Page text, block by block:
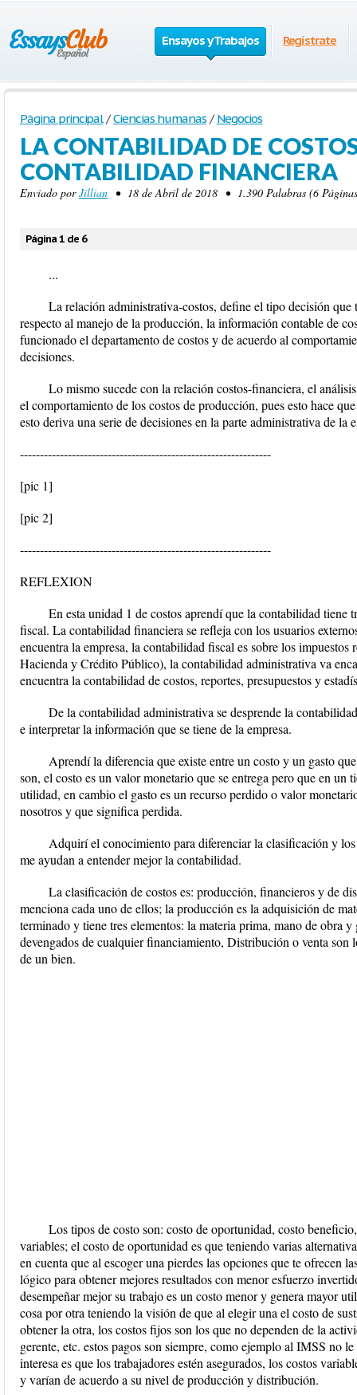
Ensayos y Trabajos Regístrate
Página principal / Ciencias humanas / Negocios
LA CONTABILIDAD DE
CONTABILIDAD FINANCIERA
Enviado porJillian • 18 de Abril de 2018 • 1.390 Palabras (6
Página 1 de 6
...
La relación administrativa-costos, define el tipo decisión
respecto al manejo de la producción, la información contable de
funcionado el departamento de costos y de acuerdo al
decisiones.
Lo mismo sucede con la relación costos-financiera, el
el comportamiento de los costos de producción, pues esto hace
esto deriva una serie de decisiones en la parte administrativa de la
---------------------------------------------------------------
[pic 1]
[pic 2]
---------------------------------------------------------------
REFLEXION
En esta unidad 1 de costos aprendí que la contabilidad tiene
fiscal. La contabilidad financiera se refleja con los usuarios
encuentra la empresa, la contabilidad fiscal es sobre los impuestos
Hacienda y Crédito Público), la contabilidad administrativa va
encuentra la contabilidad de costos, reportes, presupuestos y
De la contabilidad administrativa se desprende la
e interpretar la información que se tiene de la empresa.
Aprendí la diferencia que existe entre un costo y un gasto
son, el costo es un valor monetario que se entrega pero que en un
utilidad, en cambio el gasto es un recurso perdido o valor
nosotros y que significa perdida.
Adquirí el conocimiento para diferenciar la clasificación y
me ayudan a entender mejor la contabilidad.
La clasificación de costos es: producción, financieros y de
menciona cada uno de ellos; la producción es la adquisición de
terminado y tiene tres elementos: la materia prima, mano de obra
devengados de cualquier financiamiento, Distribución o venta son
de un bien.
Los tipos de costo son: costo de oportunidad, costo
variables; el costo de oportunidad es que teniendo varias
en cuenta que al escoger una pierdes las opciones que te ofrecen
lógico para obtener mejores resultados con menor esfuerzo
desempeñar mejor su trabajo es un costo menor y genera mayor
cosa por otra teniendo la visión de que al elegir una el costo de
obtener la otra, los costos fijos son los que no dependen de la
gerente, etc. estos pagos son siempre, como ejemplo al IMSS no
interesa es que los trabajadores estén asegurados, los costos
y varían de acuerdo a su nivel de producción y distribución.